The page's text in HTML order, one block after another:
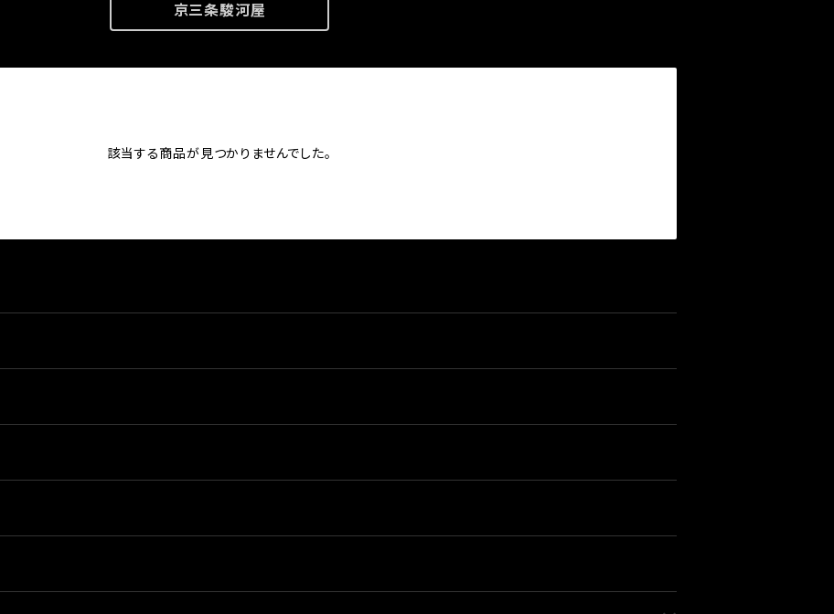
京三条駿河屋
該当する商品が見つかりませんでした。